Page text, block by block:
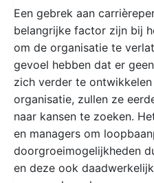
Een gebrek aan
belangrijke factor zijn bij
om de organisatie te
gevoel hebben dat er
zich verder te
organisatie, zullen ze
naar kansen te zoeken.
en managers om
doorgroeimogelijkheden
en deze ook